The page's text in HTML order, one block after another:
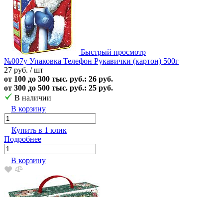
Быстрый просмотр
№007у Упаковка Телефон Рукавички (картон) 500г
27 руб. / шт
от 100 до 300 тыс. руб.: 26 руб.
от 300 до 500 тыс. руб.: 25 руб.
В наличии
В корзину
Купить в 1 клик
Подробнее
В корзину